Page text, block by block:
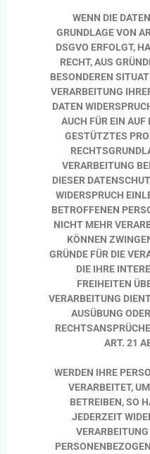
WENN DIE
GRUNDLAGE VON
DSGVO ERFOLGT,
RECHT, AUS
BESONDEREN
VERARBEITUNG
DATEN
AUCH FÜR EIN
GESTÜTZTES
VERARBEITUNG
DIESER
WIDERSPRUCH
BETROFFENEN
NICHT MEHR
KÖNNEN
GRÜNDE FÜR DIE
DIE IHRE
FREIHEITEN
VERARBEITUNG
AUSÜBUNG
ART. 21
WERDEN IHRE
VERARBEITET,
BETREIBEN, SO
JEDERZEIT